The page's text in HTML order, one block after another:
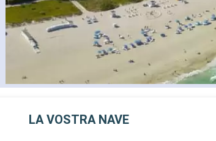
LA VOSTRA NAVE